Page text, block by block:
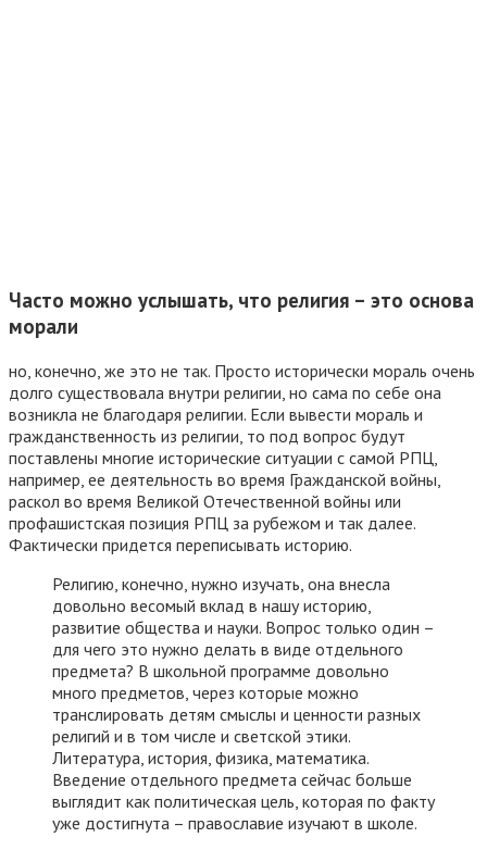
Часто можно услышать, что религия – это основа
морали
но, конечно, же это не так. Просто исторически мораль очень
долго существовала внутри религии, но сама по себе она
возникла не благодаря религии. Если вывести мораль и
гражданственность из религии, то под вопрос будут
поставлены многие исторические ситуации с самой РПЦ,
например, ее деятельность во время Гражданской войны,
раскол во время Великой Отечественной войны или
профашистская позиция РПЦ за рубежом и так далее.
Фактически придется переписывать историю.
Религию, конечно, нужно изучать, она внесла
довольно весомый вклад в нашу историю,
развитие общества и науки. Вопрос только один –
для чего это нужно делать в виде отдельного
предмета? В школьной программе довольно
много предметов, через которые можно
транслировать детям смыслы и ценности разных
религий и в том числе и светской этики.
Литература, история, физика, математика.
Введение отдельного предмета сейчас больше
выглядит как политическая цель, которая по факту
уже достигнута – православие изучают в школе.